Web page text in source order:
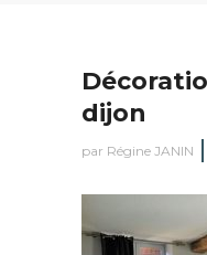
dijon
par Régine JANIN